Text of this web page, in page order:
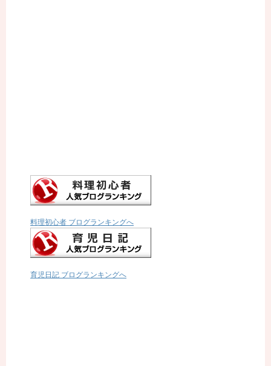
料理初心者 ブログランキングへ
育児日記 ブログランキングへ